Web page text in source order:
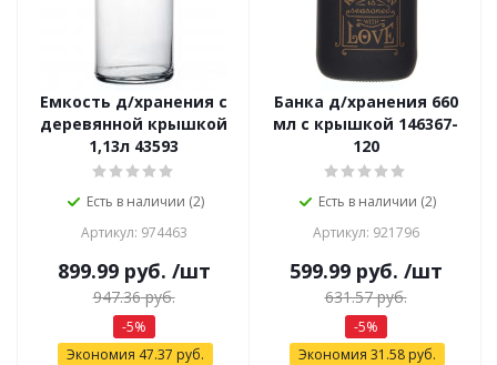
Емкость д/хранения с
деревянной крышкой
1,13л 43593
Есть в наличии (2)
Артикул: 974463
899.99руб. /шт
947.36руб.
-5%
Экономия 47.37 руб.
Банка д/хранения 660
мл с крышкой 146367-
120
Есть в наличии (2)
Артикул: 921796
599.99руб. /шт
631.57руб.
-5%
Экономия 31.58 руб.